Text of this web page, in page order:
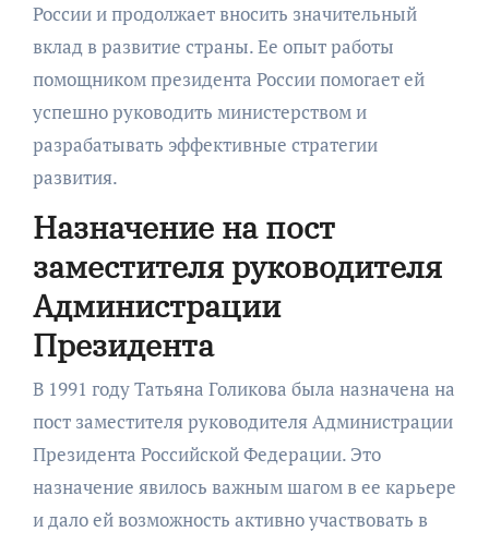
России и продолжает вносить значительный
вклад в развитие страны. Ее опыт работы
помощником президента России помогает ей
успешно руководить министерством и
разрабатывать эффективные стратегии
развития.
Назначение на пост
заместителя руководителя
Администрации
Президента
В 1991 году Татьяна Голикова была назначена на
пост заместителя руководителя Администрации
Президента Российской Федерации. Это
назначение явилось важным шагом в ее карьере
и дало ей возможность активно участвовать в